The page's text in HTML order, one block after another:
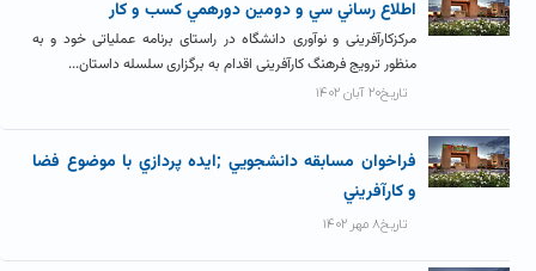
اطلاع رساني سي و دومين دورهمي کسب و کار
مرکزکارآفرینی و نوآوری دانشگاه در راستای برنامه عملیاتی خود و به
منظور ترویج فرهنگ کارآفرینی اقدام به برگزاری سلسله داستان...
تاریخ۲۰ آبان ۱۴۰۲
فراخوان مسابقه دانشجويي ;ايده پردازي با موضوع فضا
و کارآفريني
تاریخ۸ مهر ۱۴۰۲